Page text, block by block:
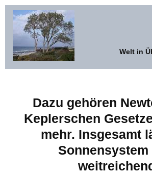
Welt in
Dazu gehören
Keplerschen
mehr. Insgesamt